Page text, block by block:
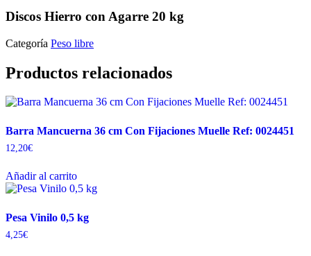
Agarre
kg
cantidad
Discos Hierro con Agarre 20 kg
Categoría Peso libre
Productos relacionados
Barra Mancuerna 36 cm Con Fijaciones Muelle Ref: 0024451
12,20€
Añadir al carrito
Pesa Vinilo 0,5 kg
4,25€